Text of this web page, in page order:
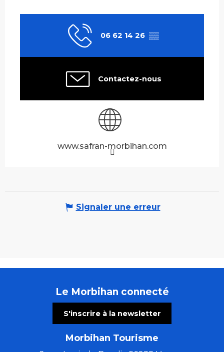
06 62 14 26 ▒▒
Contactez-nous
www.safran-morbihan.com
Signaler une erreur
Le Morbihan connecté
S'inscrire à la newsletter
Morbihan Tourisme